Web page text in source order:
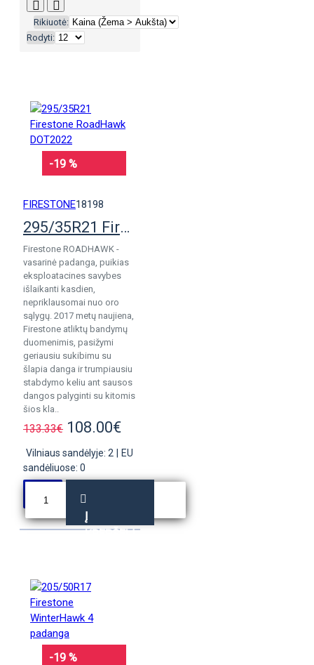
Rikiuotė:
Rodyti:
-19 %
FIRESTONE18198
295/35R21 Firestone RoadHawk DOT2022
Firestone ROADHAWK -
vasarinė padanga, puikias
eksploatacines savybes
išlaikanti kasdien,
nepriklausomai nuo oro
sąlygų. 2017 metų naujiena,
Firestone atliktų bandymų
duomenimis, pasižymi
geriausiu sukibimu su
šlapia danga ir trumpiausiu
stabdymo keliu ant sausos
dangos palyginti su kitomis
šios kla..
133.33€ 108.00€
Vilniaus sandėlyje: 2
EU
sandėliuose: 0
Į
KREPŠELĮ
-19 %